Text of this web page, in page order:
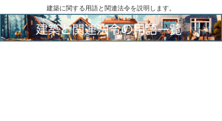
建築に関する用語と関連法令を説明します。